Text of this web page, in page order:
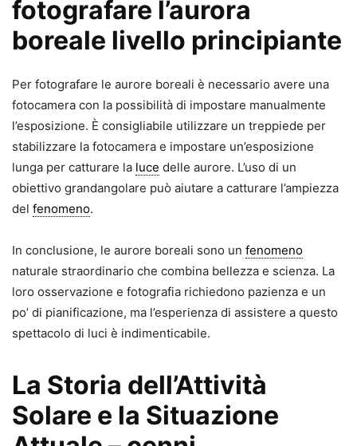
fotografare l’aurora
boreale livello principiante
Per fotografare le aurore boreali è necessario avere una
fotocamera con la possibilità di impostare manualmente
l’esposizione. È consigliabile utilizzare un treppiede per
stabilizzare la fotocamera e impostare un’esposizione
lunga per catturare la luce delle aurore. L’uso di un
obiettivo grandangolare può aiutare a catturare l’ampiezza
del fenomeno.
In conclusione, le aurore boreali sono un fenomeno
naturale straordinario che combina bellezza e scienza. La
loro osservazione e fotografia richiedono pazienza e un
po’ di pianificazione, ma l’esperienza di assistere a questo
spettacolo di luci è indimenticabile.
La Storia dell’Attività
Solare e la Situazione